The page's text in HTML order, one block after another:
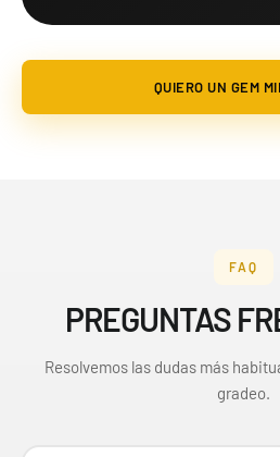
QUIERO UN GEM
FAQ
PREGUNTAS
Resolvemos las dudas más
gradeo.